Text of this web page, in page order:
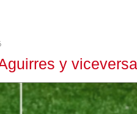
y viceversa